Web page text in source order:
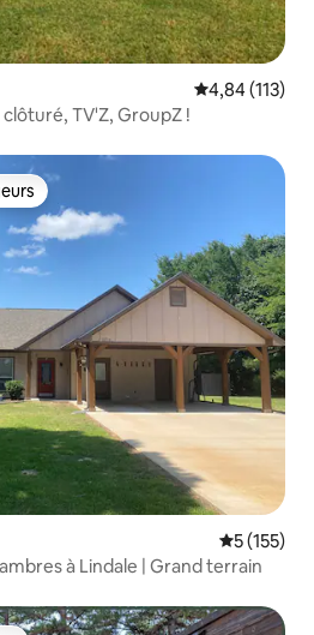
Évaluation
4,84 (113)
clôturé, TV'Z, GroupZ !
les plus appréciés
Évaluation
5 (155)
à Lindale | Grand terrain